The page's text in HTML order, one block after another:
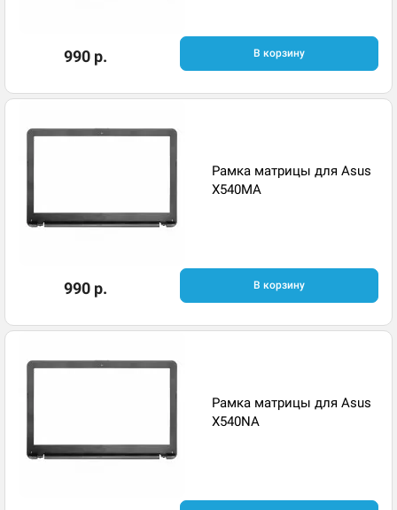
990 р. В корзину
Рамка матрицы для Asus
X540MA
990 р. В корзину
Рамка матрицы для Asus
X540NA